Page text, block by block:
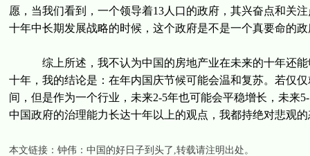
愿，当我们看到，一个领导着13人口的政府，其兴奋点和关
十年中长期发展战略的时候，这个政府是不是一个真要命的政
综上所述，我不认为中国的房地产业在未来的十年还能
十年，我的结论是：在年内国庆节候可能会温和复苏。若仅
间，但是作为一个行业，未来2-5年也可能会平稳增长，未来
中国政府的治理能力长达十年以上的观点，我都持绝对悲观
本文链接： 钟伟：中国的好日子到头了 ,转载请注明出处。